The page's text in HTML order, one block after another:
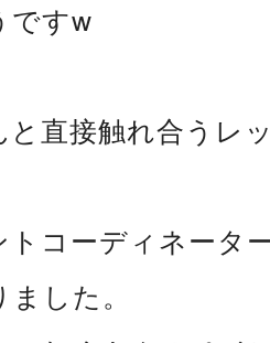
ですw
と直接触れ合うレ
コーディネータ
した。